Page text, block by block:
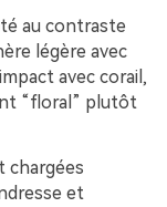
au contraste
légère avec
avec corail,
“floral” plutôt
chargées
et